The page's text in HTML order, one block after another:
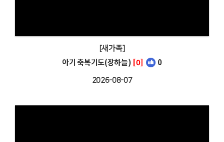
[새가족]
아기 축복기도(장하늘) [0] 0
2026-08-07